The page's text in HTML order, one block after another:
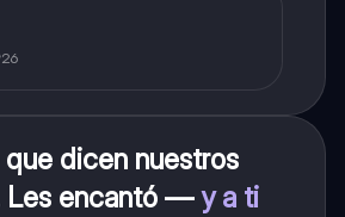
Ciudadanas
26
que dicen nuestros
Les encantó —y a ti